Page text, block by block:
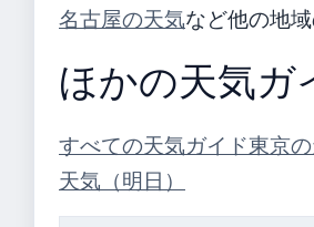
名古屋の天気など他の地
ほかの天気ガ
すべての天気ガイド東京
天気（明日）